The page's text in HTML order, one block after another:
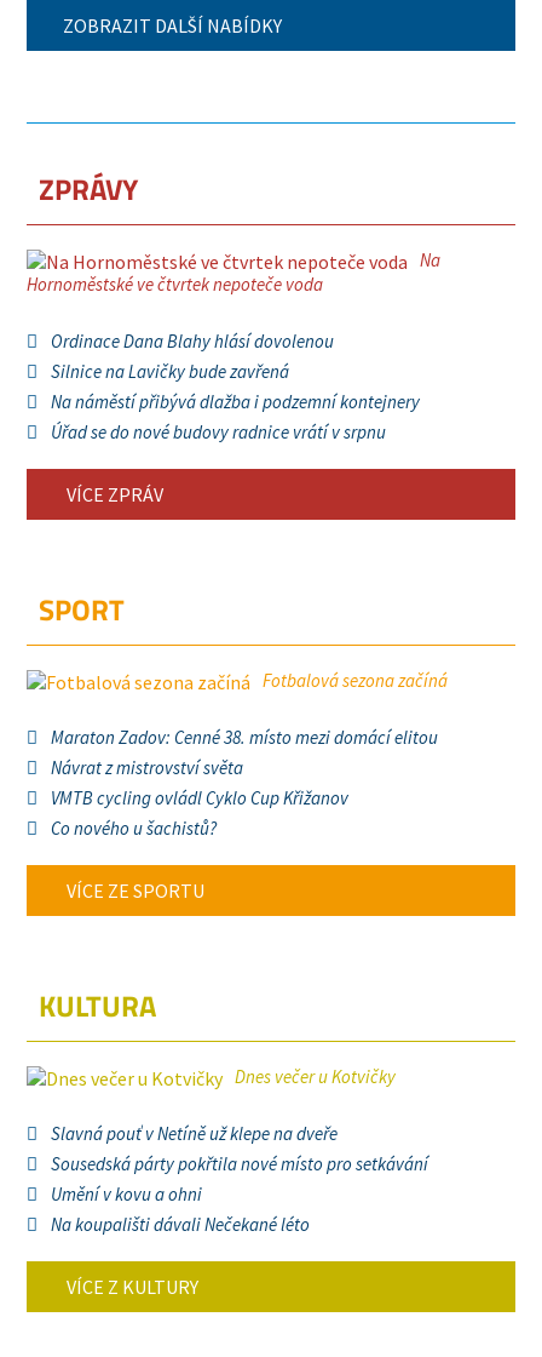
ZOBRAZIT DALŠÍ NABÍDKY
ZPRÁVY
Na
Hornoměstské ve čtvrtek nepoteče voda
Ordinace Dana Blahy hlásí dovolenou
Silnice na Lavičky bude zavřená
Na náměstí přibývá dlažba i podzemní kontejnery
Úřad se do nové budovy radnice vrátí v srpnu
VÍCE ZPRÁV
SPORT
Fotbalová sezona začíná
Maraton Zadov: Cenné 38. místo mezi domácí elitou
Návrat z mistrovství světa
VMTB cycling ovládl Cyklo Cup Křižanov
Co nového u šachistů?
VÍCE ZE SPORTU
KULTURA
Dnes večer u Kotvičky
Slavná pouť v Netíně už klepe na dveře
Sousedská párty pokřtila nové místo pro setkávání
Umění v kovu a ohni
Na koupališti dávali Nečekané léto
VÍCE Z KULTURY